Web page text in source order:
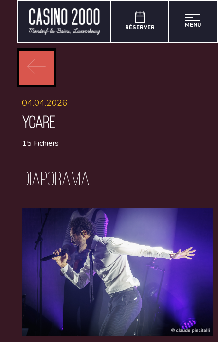
RÉSERVER MENU
04.04.2026
YCARE
15 Fichiers
Diaporama